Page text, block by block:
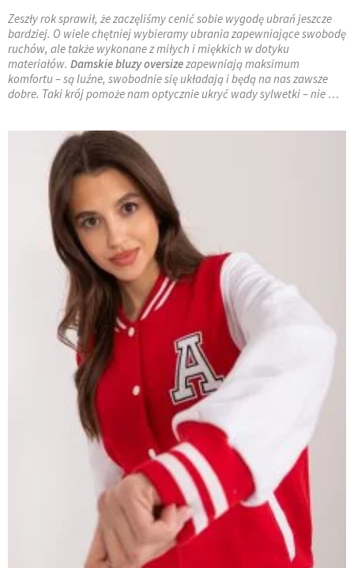
Zeszły rok sprawił, że zaczęliśmy cenić sobie wygodę ubrań jeszcze
bardziej. O wiele chętniej wybieramy ubrania zapewniające swobodę
ruchów, ale także wykonane z miłych i miękkich w dotyku
materiałów. Damskie bluzy oversizezapewniają maksimum
komfortu – są luźne, swobodnie się układają i będą na nas zawsze
dobre. Taki krój pomoże nam optycznie ukryć wady sylwetki – nie …